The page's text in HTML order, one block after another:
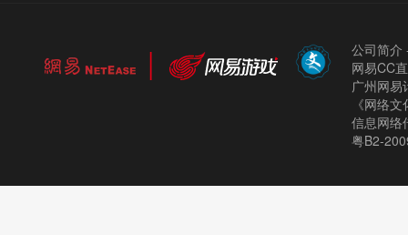
公司简介
网易CC
广州网
《网络
信息网络
粤B2-